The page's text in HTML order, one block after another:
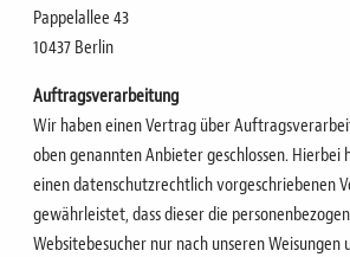
Pappelallee 43
10437 Berlin
Auftragsverarbeitung
Wir haben einen Vertrag über
oben genannten Anbieter geschlossen. Hierbei
einen datenschutzrechtlich vorgeschriebenen
gewährleistet, dassdieser die
Websitebesucher nur nach unseren Weisungen